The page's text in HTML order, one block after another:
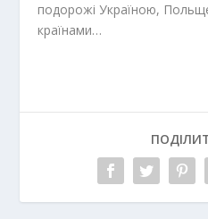
подорожі Україною,
країнами…